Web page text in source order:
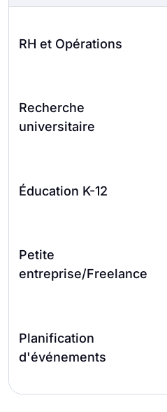
RH et Opérations
Recherche
universitaire
Éducation K-12
Petite
entreprise/Freelance
Planification
d'événements